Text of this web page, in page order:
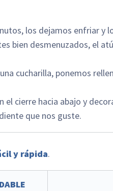
los dejamos enfriar y
bien desmenuzados, el
cucharilla, ponemos
el cierre hacia abajo y
que nos guste.
y rápida.